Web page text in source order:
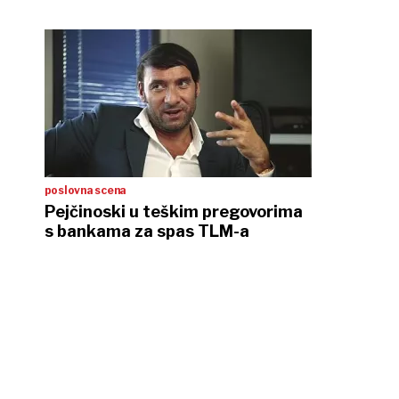
poslovna scena
Pejčinoski u teškim pregovorima
s bankama za spas TLM-a